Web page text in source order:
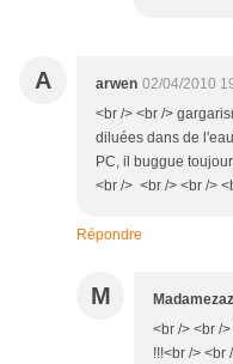
A arwen 02/04/2010
<br /> <br />
diluées dans de
PC, il buggue
<br /> <br /> <br />
Répondre
M
<br /> <br /
!!!<br /> <br